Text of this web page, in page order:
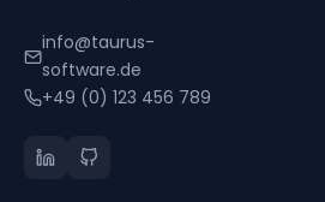
info@taurus-
software.de
+49 (0) 123 456 789